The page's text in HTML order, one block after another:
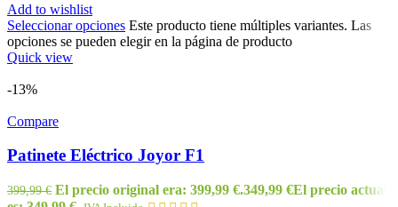
Add to wishlist
Seleccionar opciones Este producto tiene múltiples variantes. Las
opciones se pueden elegir en la página de producto
Quick view
-13%
Compare
Patinete Eléctrico Joyor F1
399,99€ El precio original era: 399,99 €.349,99 €El precio actual